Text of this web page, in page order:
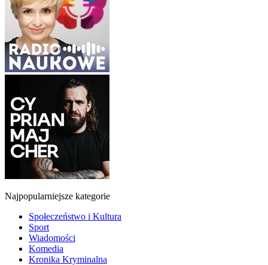
Najpopularniejsze kategorie
Społeczeństwo i Kultura
Sport
Wiadomości
Komedia
Kronika Kryminalna